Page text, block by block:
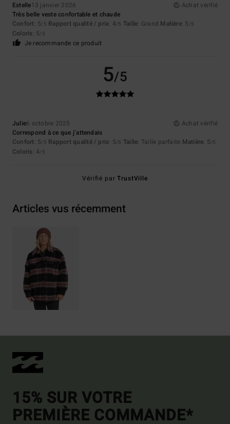
Estelle13 janvier 2026
Achat vérifié
Très belle veste confortable et chaude
Confort: 5/5 Rapport qualité / prix: 4/5 Taille: Grand Matière: 5 /5
Coloris: 5/5
Je recommande ce produit
5/5
Julie6 octobre 2025
Achat vérifié
Correspond à ce que j’attendais
Confort: 5/5 Rapport qualité / prix: 5/5 Taille: Taille parfaite Matière: 5/5
Coloris: 4/5
Vérifié parTrustVille
Articles vus récemment
15% SUR VOTRE
PREMIÈRE COMMANDE*